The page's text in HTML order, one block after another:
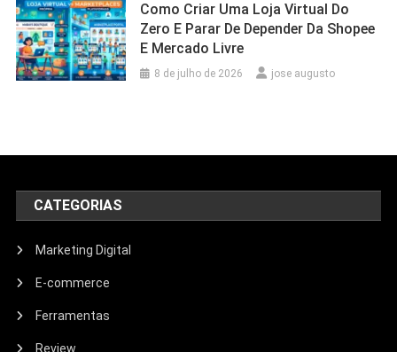
Como Criar Uma Loja Virtual Do
Zero E Parar De Depender Da Shopee
E Mercado Livre
8 de julho de 2026 jose augusto
CATEGORIAS
Marketing Digital
E-commerce
Ferramentas
Review